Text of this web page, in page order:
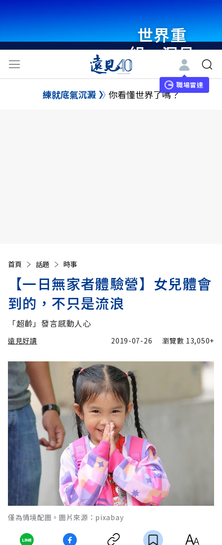
世界重
組・洞見
未來 與
世界領袖
職場雷達
練就底氣沉澱 你看懂世界了嗎？
首頁 話題 時事
【一日無家者體驗營】女兒體會
到的，不只是流浪
「超齡」發言感動人心
遠見好讀 2019-07-26 瀏覽數 13,050+
僅為情境配圖。圖片來源：pixabay